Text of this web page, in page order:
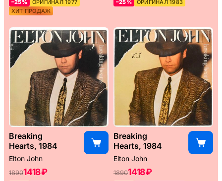
–25%
ОРИГИНАЛ 1977
ХИТ ПРОДАЖ
–25% ОРИГИНАЛ 1983
Breaking
Hearts, 1984
Elton John
18901418 ₽
Breaking
Hearts, 1984
Elton John
18901418 ₽